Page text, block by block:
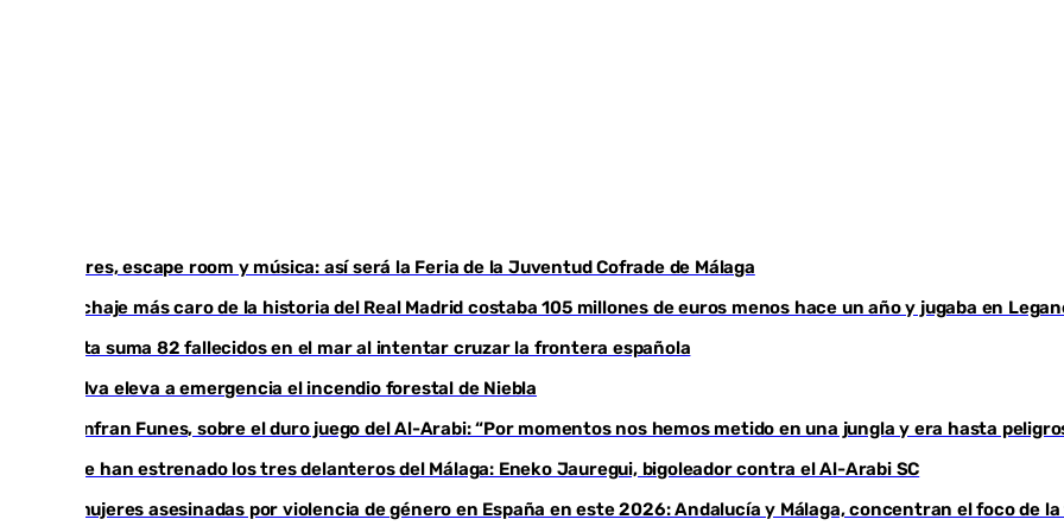
Talleres, escape room y música: así será la Feria de la Juventud Cofrade de Málaga
El fichaje más caro de la historia del Real Madrid costaba 105 millones de euros menos hace un año y jugaba en
Ceuta suma 82 fallecidos en el mar al intentar cruzar la frontera española
Huelva eleva a emergencia el incendio forestal de Niebla
Juanfran Funes, sobre el duro juego del Al-Arabi: “Por momentos nos hemos metido en una jungla y era hasta
Ya se han estrenado los tres delanteros del Málaga: Eneko Jauregui, bigoleador contra el Al-Arabi SC
35 mujeres asesinadas por violencia de género en España en este 2026: Andalucía y Málaga, concentran el foco de